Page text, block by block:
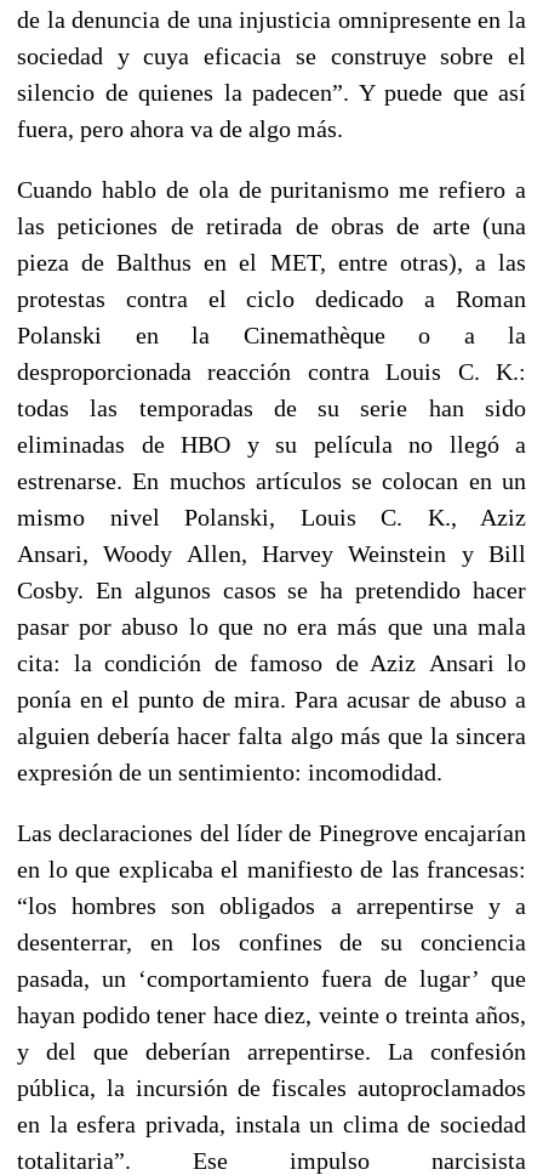
de la denuncia de una injusticia omnipresente en la
sociedad y cuya eficacia se construye sobre el
silencio de quienes la padecen”. Y puede que así
fuera, pero ahora va de algo más.
Cuando hablo de ola de puritanismo me refiero a
las peticiones de retirada de obras de arte (una
pieza de Balthus en el MET, entre otras), a las
protestas contra el ciclo dedicado a Roman
Polanski en la Cinemathèque o a la
desproporcionada reacción contra Louis C. K.:
todas las temporadas de su serie han sido
eliminadas de HBO y su película no llegó a
estrenarse. En muchos artículos se colocan en un
mismo nivel Polanski, Louis C. K., Aziz
Ansari, Woody Allen, Harvey Weinstein y Bill
Cosby. En algunos casos se ha pretendido hacer
pasar por abuso lo que no era más que una mala
cita: la condición de famoso de Aziz Ansari lo
ponía en el punto de mira. Para acusar de abuso a
alguien debería hacer falta algo más que la sincera
expresión de un sentimiento: incomodidad.
Las declaraciones del líder de Pinegrove encajarían
en lo que explicaba el manifiesto de las francesas:
“los hombres son obligados a arrepentirse y a
desenterrar, en los confines de su conciencia
pasada, un ‘comportamiento fuera de lugar’ que
hayan podido tener hace diez, veinte o treinta años,
y del que deberían arrepentirse. La confesión
pública, la incursión de fiscales autoproclamados
en la esfera privada, instala un clima de sociedad
totalitaria”. Ese impulso narcisista